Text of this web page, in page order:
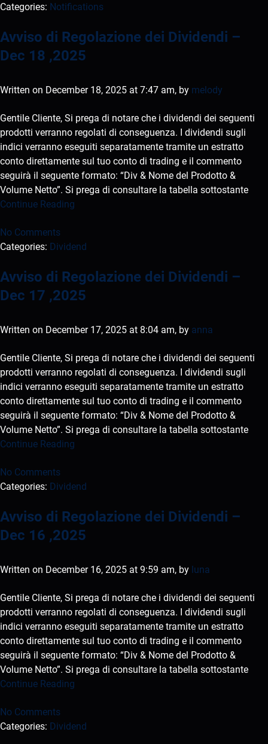
Categories: Notifications
Avviso di Regolazione dei Dividendi –
Dec 18 ,2025
Written on December 18, 2025 at 7:47 am, by melody
Gentile Cliente, Si prega di notare che i dividendi dei seguenti
prodotti verranno regolati di conseguenza. I dividendi sugli
indici verranno eseguiti separatamente tramite un estratto
conto direttamente sul tuo conto di trading e il commento
seguirà il seguente formato: “Div & Nome del Prodotto &
Volume Netto”. Si prega di consultare la tabella sottostante
Continue Reading
No Comments
Categories: Dividend
Avviso di Regolazione dei Dividendi –
Dec 17 ,2025
Written on December 17, 2025 at 8:04 am, by anna
Gentile Cliente, Si prega di notare che i dividendi dei seguenti
prodotti verranno regolati di conseguenza. I dividendi sugli
indici verranno eseguiti separatamente tramite un estratto
conto direttamente sul tuo conto di trading e il commento
seguirà il seguente formato: “Div & Nome del Prodotto &
Volume Netto”. Si prega di consultare la tabella sottostante
Continue Reading
No Comments
Categories: Dividend
Avviso di Regolazione dei Dividendi –
Dec 16 ,2025
Written on December 16, 2025 at 9:59 am, by luna
Gentile Cliente, Si prega di notare che i dividendi dei seguenti
prodotti verranno regolati di conseguenza. I dividendi sugli
indici verranno eseguiti separatamente tramite un estratto
conto direttamente sul tuo conto di trading e il commento
seguirà il seguente formato: “Div & Nome del Prodotto &
Volume Netto”. Si prega di consultare la tabella sottostante
Continue Reading
No Comments
Categories: Dividend